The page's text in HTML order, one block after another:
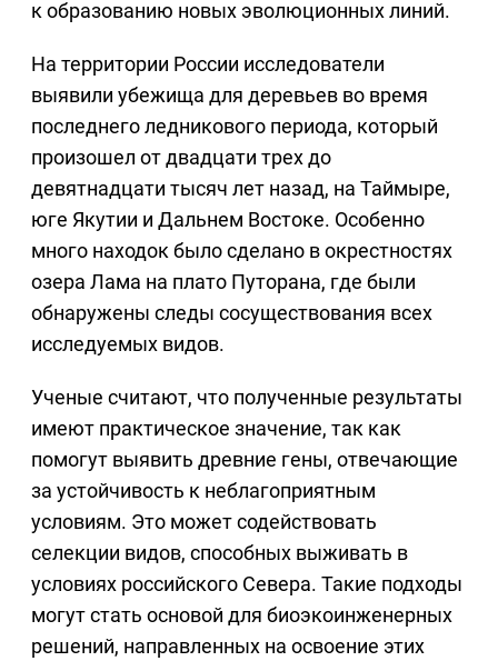
к образованию новых эволюционных линий.
На территории России исследователи
выявили убежища для деревьев во время
последнего ледникового периода, который
произошел от двадцати трех до
девятнадцати тысяч лет назад, на Таймыре,
юге Якутии и Дальнем Востоке. Особенно
много находок было сделано в окрестностях
озера Лама на плато Путорана, где были
обнаружены следы сосуществования всех
исследуемых видов.
Ученые считают, что полученные результаты
имеют практическое значение, так как
помогут выявить древние гены, отвечающие
за устойчивость к неблагоприятным
условиям. Это может содействовать
селекции видов, способных выживать в
условиях российского Севера. Такие подходы
могут стать основой для биоэкоинженерных
решений, направленных на освоение этих